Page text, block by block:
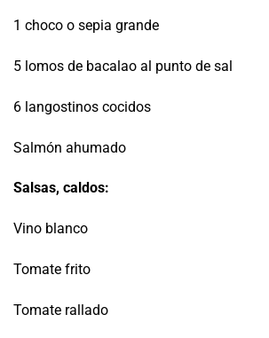
1 choco o sepia grande
5 lomos de bacalao al punto de sal
6 langostinos cocidos
Salmón ahumado
Salsas, caldos:
Vino blanco
Tomate frito
Tomate rallado